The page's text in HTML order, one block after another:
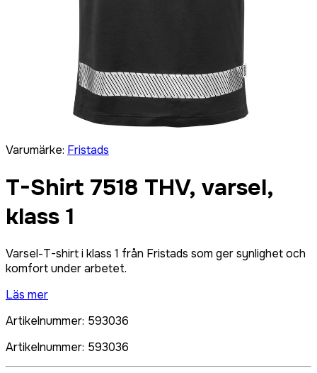
Varumärke: Fristads
T-Shirt 7518 THV, varsel,
klass 1
Varsel-T-shirt i klass 1 från Fristads som ger synlighet och
komfort under arbetet.
Läs mer
Artikelnummer: 593036
Artikelnummer: 593036